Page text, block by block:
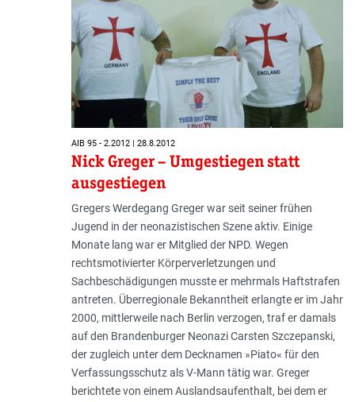
AIB 95 - 2.2012 | 28.8.2012
Nick Greger – Umgestiegen statt
ausgestiegen
Gregers Werdegang Greger war seit seiner frühen
Jugend in der neonazistischen Szene aktiv. Einige
Monate lang war er Mitglied der NPD. Wegen
rechtsmotivierter Körperverletzungen und
Sachbeschädigungen musste er mehrmals Haftstrafen
antreten. Überregionale Bekanntheit erlangte er im Jahr
2000, mitt­lerweile nach Berlin verzogen, traf er damals
auf den Brandenburger Neonazi Carsten Szczepanski,
der zugleich unter dem Decknamen »Piato« für den
Verfassungsschutz als V-Mann tätig war. Greger
berichtete von einem Auslandsaufenthalt, bei dem er